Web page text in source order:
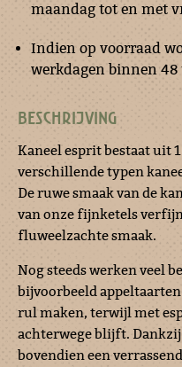
maandag tot en met
Indien op voorraad
werkdagen binnen 48
BESCHRIJVING
Kaneel esprit bestaat uit
verschillende typen
De ruwe smaak van de
van onze fijnketels
fluweelzachte smaak.
Nog steeds werken veel
bijvoorbeeld
rul maken, terwijl met
achterwege blijft.
bovendien een